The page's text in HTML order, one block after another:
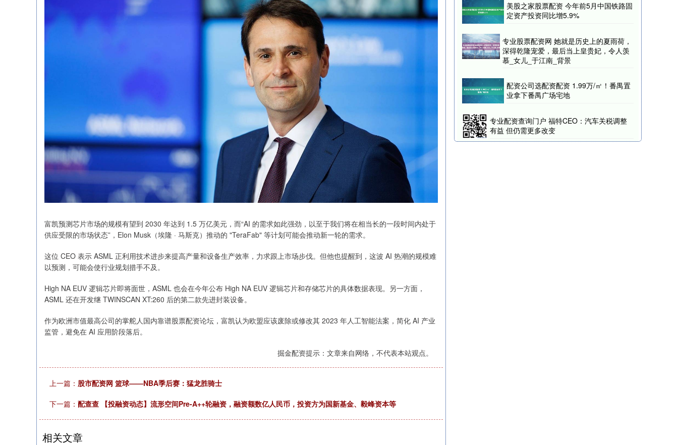
富凯预测芯片市场的规模有望到 2030 年达到 1.5 万亿美元，而“AI 的需求如此强劲，以至于我们将在相当长的一段时间内处于
供应受限的市场状态”，Elon Musk（埃隆 · 马斯克）推动的 "TeraFab" 等计划可能会推动新一轮的需求。
这位 CEO 表示 ASML 正利用技术进步来提高产量和设备生产效率，力求跟上市场步伐。但他也提醒到，这波 AI 热潮的规模难
以预测，可能会使行业规划措手不及。
High NA EUV 逻辑芯片即将面世，ASML 也会在今年公布 High NA EUV 逻辑芯片和存储芯片的具体数据表现。另一方面，
ASML 还在开发继 TWINSCAN XT:260 后的第二款先进封装设备。
作为欧洲市值最高公司的掌舵人国内靠谱股票配资论坛，富凯认为欧盟应该废除或修改其 2023 年人工智能法案，简化 AI 产业
监管，避免在 AI 应用阶段落后。
掘金配资提示：文章来自网络，不代表本站观点。
上一篇： 股市配资网 篮球——NBA季后赛：猛龙胜骑士
下一篇： 配查查 【投融资动态】流形空间Pre-A++轮融资，融资额数亿人民币，投资方为国新基金、毅峰资本等
相关文章
美股之家股票配资 今年前5月中国铁路固
定资产投资同比增5.9%
专业股票配资网 她就是历史上的夏雨荷，
深得乾隆宠爱，最后当上皇贵妃，令人羡
慕_女儿_于江南_背景
配资公司选配资配资 1.99万/㎡！番禺置
业拿下番禺广场宅地
专业配资查询门户 福特CEO：汽车关税调整
有益 但仍需更多改变